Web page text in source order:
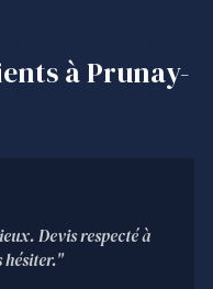
à Prunay-
Devis respecté à
hésiter."